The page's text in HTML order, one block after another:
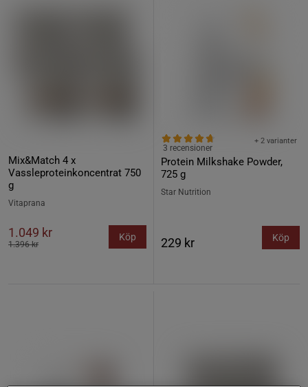
Mix&Match 4 x
Vassleproteinkoncentrat 750
g
Vitaprana
1.049 kr
1.396 kr
Köp
Protein Milkshake Powder,
725 g
+ 2 varianter
3 recensioner
Star Nutrition
229 kr Köp